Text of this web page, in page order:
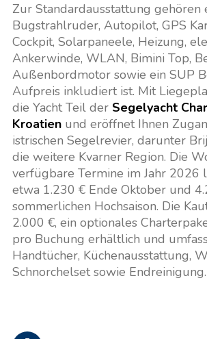
Zur Standardausstattung gehören
Bugstrahlruder, Autopilot, GPS
Cockpit, Solarpaneele, Heizung,
Ankerwinde, WLAN, Bimini Top,
Außenbordmotor sowie ein SUP
Aufpreis inkludiert ist. Mit
die Yacht Teil der Segelyacht
Kroatienund eröffnet Ihnen
istrischen Segelrevier, darunter
die weitere Kvarner Region. Die
verfügbare Termine im Jahr 2026
etwa 1.230 € Ende Oktober und
sommerlichen Hochsaison. Die
2.000 €, ein optionales
pro Buchung erhältlich und
Handtücher, Küchenausstattung,
Schnorchelset sowie Endreinigung.